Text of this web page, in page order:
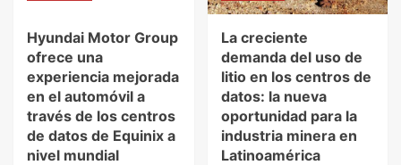
Hyundai Motor Group
ofrece una
experiencia mejorada
en el automóvil a
través de los centros
de datos de Equinix a
nivel mundial
La creciente
demanda del uso de
litio en los centros de
datos: la nueva
oportunidad para la
industria minera en
Latinoamérica